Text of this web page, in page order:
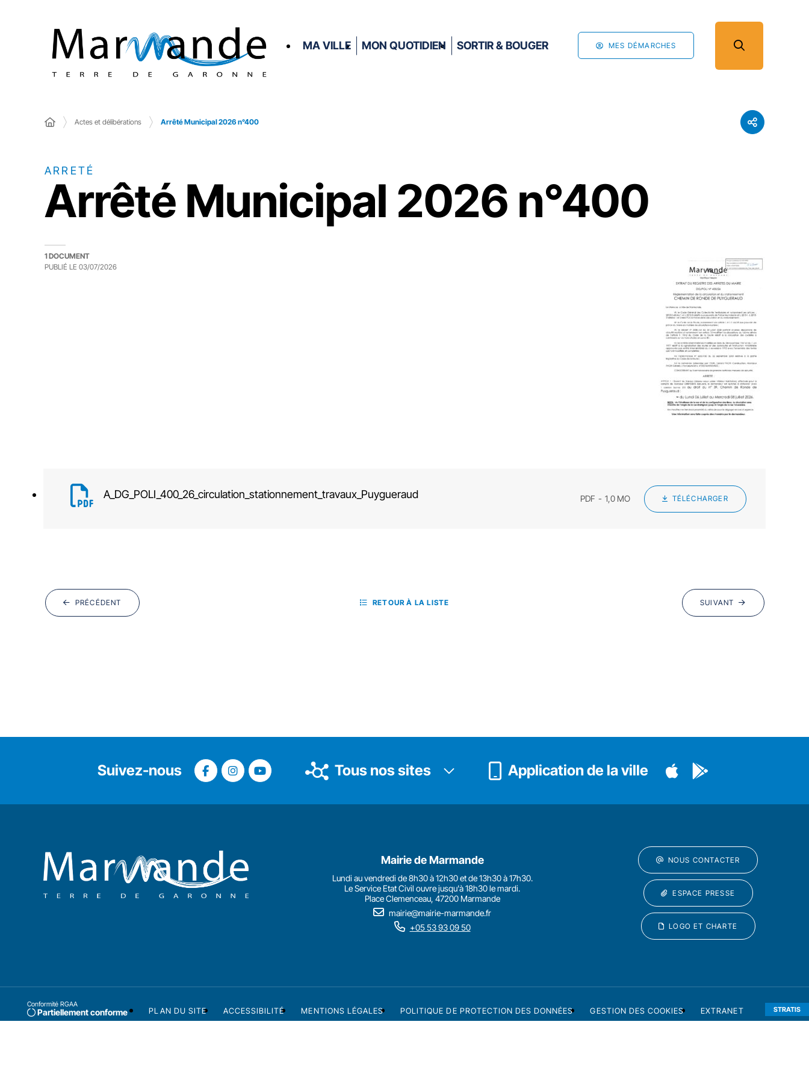
MA VILLE MON QUOTIDIEN SORTIR & BOUGER MES DÉMARCHES
Actes et délibérations Arrêté Municipal 2026 n°400
ARRETÉ
Arrêté Municipal 2026 n°400
1 DOCUMENT
PUBLIÉ LE 03/07/2026
A_DG_POLI_400_26_circulation_stationnement_travaux_Puygueraud PDF 1,0 MO TÉLÉCHARGER
PRÉCÉDENT RETOUR À LA LISTE SUIVANT
Suivez-nous Tous nos sites Application de la ville
Mairie de Marmande
Lundi au vendredi de 8h30 à 12h30 et de 13h30 à 17h30.
Le Service Etat Civil ouvre jusqu'à 18h30 le mardi.
Place Clemenceau, 47200 Marmande
mairie@mairie-marmande.fr
+05 53 93 09 50
NOUS CONTACTER
ESPACE PRESSE
LOGO ET CHARTE
Conformité RGAA
Partiellement conforme PLAN DU SITE ACCESSIBILITÉ MENTIONS LÉGALES POLITIQUE DE PROTECTION DES DONNÉES GESTION DES COOKIES EXTRANET STRATIS